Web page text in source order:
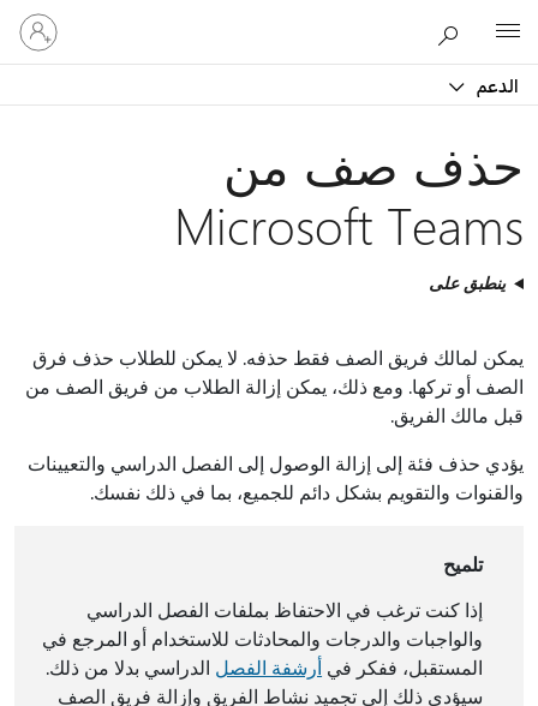
الدعم
تسجيل
الدخول
إلى
حذف صف من
Microsoft Teams
ينطبق على
يمكن لمالك فريق الصف فقط حذفه. لا يمكن للطلاب حذف فرق
الصف أو تركها. ومع ذلك، يمكن إزالة الطلاب من فريق الصف من
قبل مالك الفريق.
يؤدي حذف فئة إلى إزالة الوصول إلى الفصل الدراسي والتعيينات
والقنوات والتقويم بشكل دائم للجميع، بما في ذلك نفسك.
تلميح
إذا كنت ترغب في الاحتفاظ بملفات الفصل الدراسي
والواجبات والدرجات والمحادثات للاستخدام أو المرجع في
المستقبل، ففكر في أرشفة الفصل الدراسي بدلا من ذلك.
سيؤدي ذلك إلى تجميد نشاط الفريق وإزالة فريق الصف